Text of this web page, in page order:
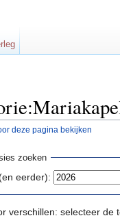
deze pagina bekijken
zoeken
eerder):
verschillen: selecteer de